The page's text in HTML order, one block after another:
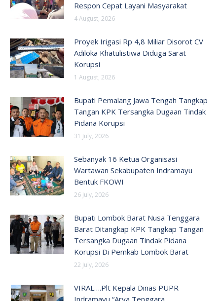
Respon Cepat Layani Masyarakat
4 August, 2026
Proyek Irigasi Rp 4,8 Miliar Disorot CV
Adiloka Khatulistiwa Diduga Sarat
Korupsi
1 August, 2026
Bupati Pemalang Jawa Tengah Tangkap
Tangan KPK Tersangka Dugaan Tindak
Pidana Korupsi
31 July, 2026
Sebanyak 16 Ketua Organisasi
Wartawan Sekabupaten Indramayu
Bentuk FKOWI
26 July, 2026
Bupati Lombok Barat Nusa Tenggara
Barat Ditangkap KPK Tangkap Tangan
Tersangka Dugaan Tindak Pidana
Korupsi Di Pemkab Lombok Barat
22 July, 2026
VIRAL….Plt Kepala Dinas PUPR
Indramayu “Arya Tenggara